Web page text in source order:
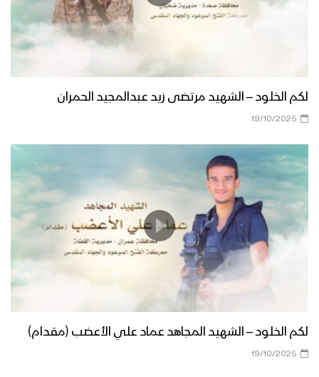
لكم الخلود – الشهيد مرتضى زيد عبدالمجيد الحمران
19/10/2025
لكم الخلود – الشهيد المجاهد عماد علي الأعضب (مقدام)
19/10/2025